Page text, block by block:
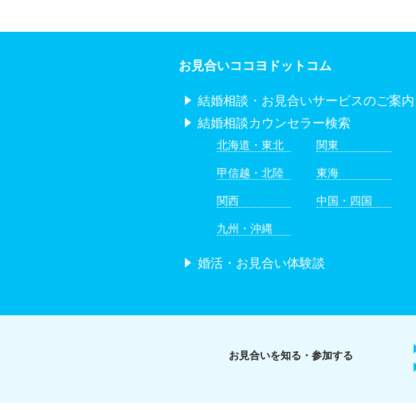
お見合いココヨドットコム
結婚相談・お見合いサービスのご案内
結婚相談カウンセラー検索
北海道・東北
関東
甲信越・北陸
東海
関西
中国・四国
九州・沖縄
婚活・お見合い体験談
お見合いを知る・参加する